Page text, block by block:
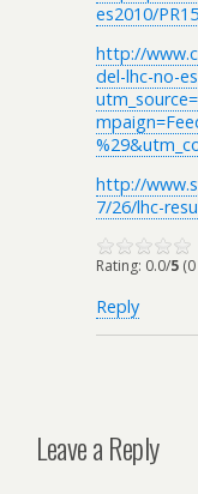
es2010/
http://
del-lhc-no-
http://
7/26/lhc-
Rating: 0.0/5
Reply
Leave a Reply